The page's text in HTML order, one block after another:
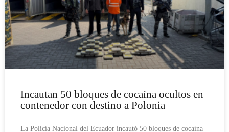
Incautan 50 bloques de cocaína ocultos en
contenedor con destino a Polonia
La Policía Nacional del Ecuador incautó 50 bloques de cocaína